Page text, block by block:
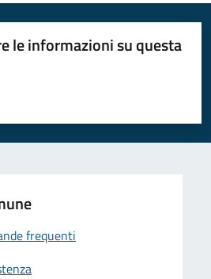
le informazioni su questa
stelle su 5
su 5
5
frequenti